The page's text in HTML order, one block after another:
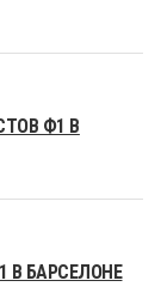
Ф1 В
В БАРСЕЛОНЕ